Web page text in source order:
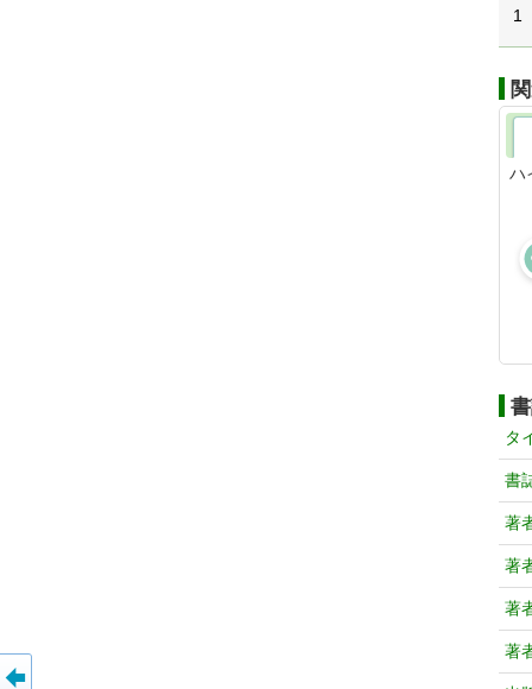
1
ハ
タ
書
著
著
著
著